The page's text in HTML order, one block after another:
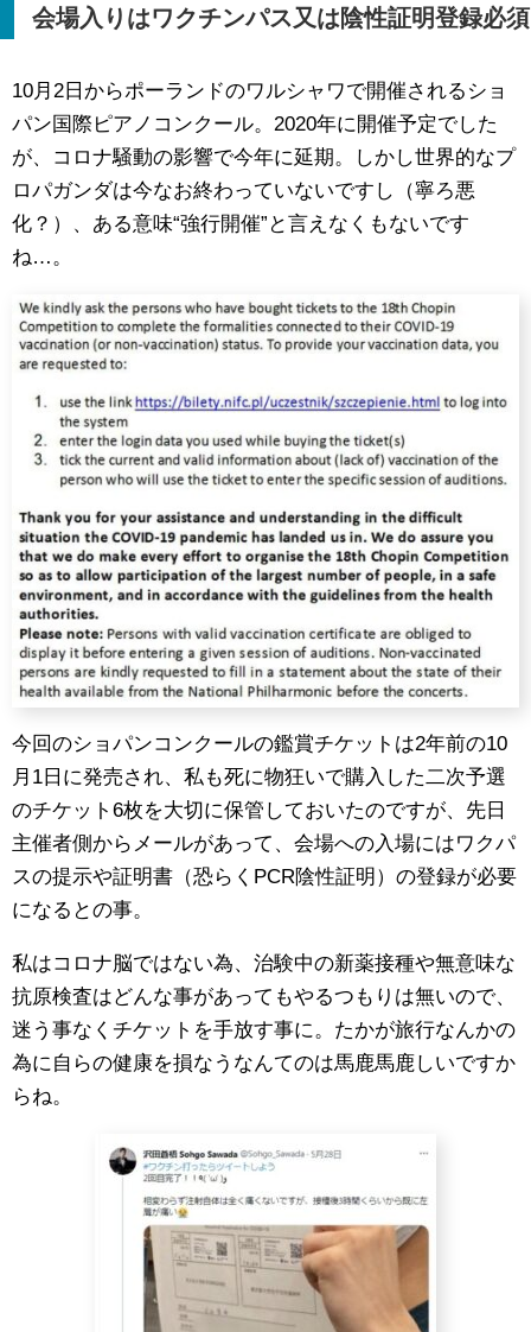
会場入りはワクチンパス又は陰性証明登録必須
10月2日からポーランドのワルシャワで開催されるショ
パン国際ピアノコンクール。2020年に開催予定でした
が、コロナ騒動の影響で今年に延期。しかし世界的なプ
ロパガンダは今なお終わっていないですし（寧ろ悪
化？）、ある意味“強行開催”と言えなくもないです
ね…。
今回のショパンコンクールの鑑賞チケットは2年前の10
月1日に発売され、私も死に物狂いで購入した二次予選
のチケット6枚を大切に保管しておいたのですが、先日
主催者側からメールがあって、会場への入場にはワクパ
スの提示や証明書（恐らくPCR陰性証明）の登録が必要
になるとの事。
私はコロナ脳ではない為、治験中の新薬接種や無意味な
抗原検査はどんな事があってもやるつもりは無いので、
迷う事なくチケットを手放す事に。たかが旅行なんかの
為に自らの健康を損なうなんてのは馬鹿馬鹿しいですか
らね。